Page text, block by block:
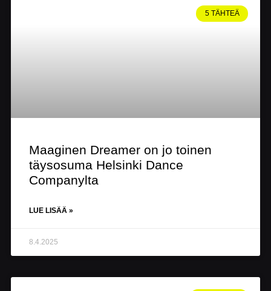
5 TÄHTEÄ
Maaginen Dreamer on jo toinen
täysosuma Helsinki Dance
Companylta
LUE LISÄÄ »
8.4.2025